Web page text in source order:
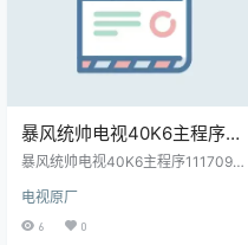
暴风统帅电视40K6主程序
11170901屏程序30170903
编/版本号60000AM7300原
厂程序U盘数据刷机包
暴风统帅电视40K6主程序1117090
PE1(C3)机编/版本号60000AM730
0原厂程序U盘数据刷机包
电视原厂
6 0